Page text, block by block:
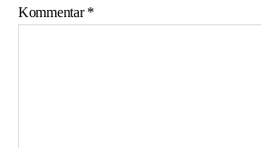
Kommentar*